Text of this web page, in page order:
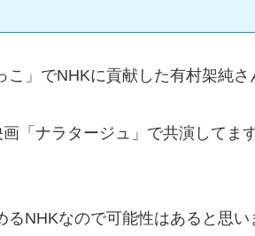
」でNHKに貢献した有村架純さ
「ナラタージュ」で共演してま
るNHKなので可能性はあると思